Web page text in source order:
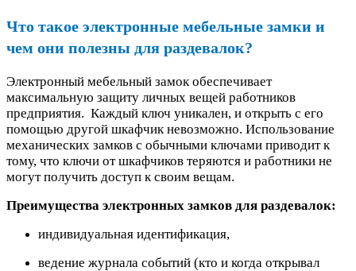
Что такое электронные мебельные замки и
чем они полезны для раздевалок?
Электронный мебельный замок обеспечивает
максимальную защиту личных вещей работников
предприятия. Каждый ключ уникален, и открыть с его
помощью другой шкафчик невозможно. Использование
механических замков с обычными ключами приводит к
тому, что ключи от шкафчиков теряются и работники не
могут получить доступ к своим вещам.
Преимущества электронных замков для раздевалок:
индивидуальная идентификация,
ведение журнала событий (кто и когда открывал